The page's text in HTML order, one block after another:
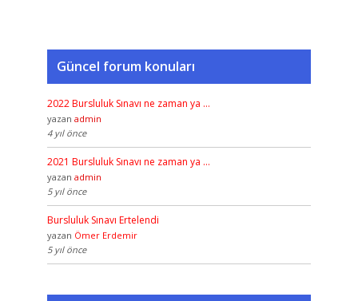
Güncel forum konuları
2022 Bursluluk Sınavı ne zaman ya …
yazan admin
4 yıl önce
2021 Bursluluk Sınavı ne zaman ya …
yazan admin
5 yıl önce
Bursluluk Sınavı Ertelendi
yazan Ömer Erdemir
5 yıl önce